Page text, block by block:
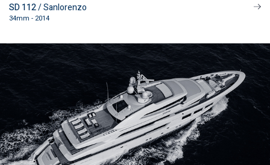
SD 112/ Sanlorenzo
34mm - 2014